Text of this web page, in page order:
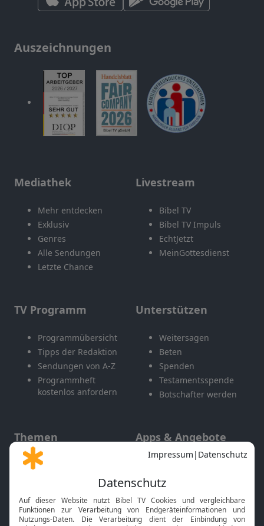
Auszeichnungen
Mediathek
Mehr entdecken
Exklusiv
Genres
Alle Sendungen
Letzte Chance
Livestream
Bibel TV
Bibel TV Impuls
EchtJetzt
MeinGottesdienst
TV Programm
Programmübersicht
Tipps der Redaktion
Sendungen von A-Z
Programmheft
kostenlos anfordern
Unterstützen
Weitersagen
Beten
Spenden
Testamentsspende
Botschafter werden
Themen
Gott und Bibel erklärt
Neuigkeiten
Apps & Angebote
Mobile App
Smart TV
HbbTV